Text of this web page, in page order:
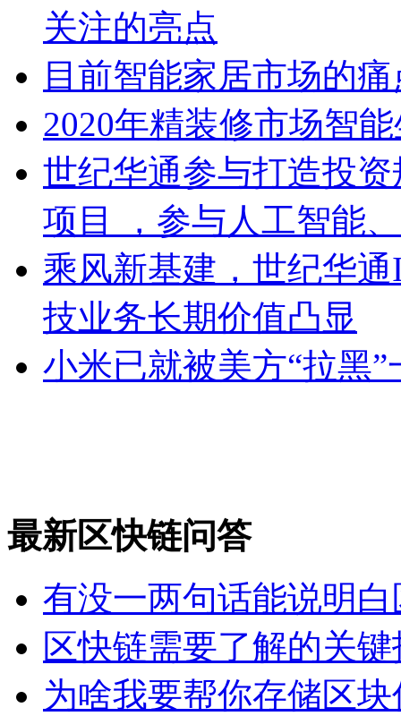
关注的亮点
目前智能家居市场的痛
2020年精装修市场智
世纪华通参与打造投
项目 ，参与人工智能
乘风新基建，世纪华
技业务长期价值凸显
小米已就被美方“拉黑
最新区快链问答
有没一两句话能说明
区快链需要了解的关
为啥我要帮你存储区